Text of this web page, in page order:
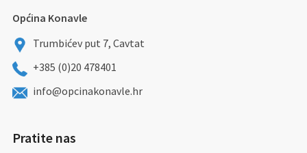
Općina Konavle
Trumbićev put 7, Cavtat
+385 (0)20 478401
info@opcinakonavle.hr
Pratite nas